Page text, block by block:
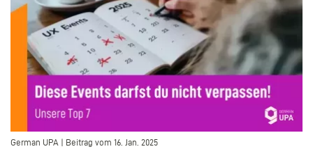
German UPA | Beitrag vom 16. Jan. 2025